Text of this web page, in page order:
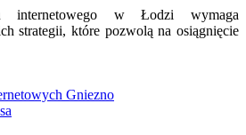
internetowego w Łodzi wymaga
strategii, które pozwolą na osiągnięcie
Gniezno